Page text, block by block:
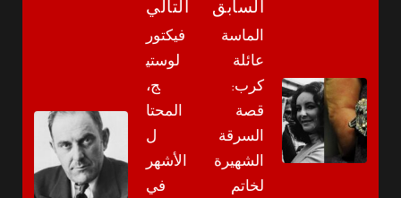
السابق
الماسة
عائلة
كرب:
قصة
السرقة
الشهيرة
لخاتم
التالي
فيكتور
لوستي
ج،
المحتا
ل
الأشهر
في